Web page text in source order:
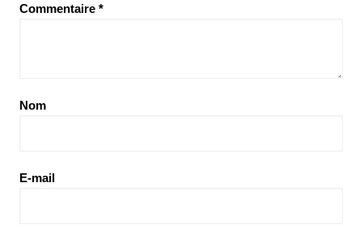
Commentaire *
Nom
E-mail